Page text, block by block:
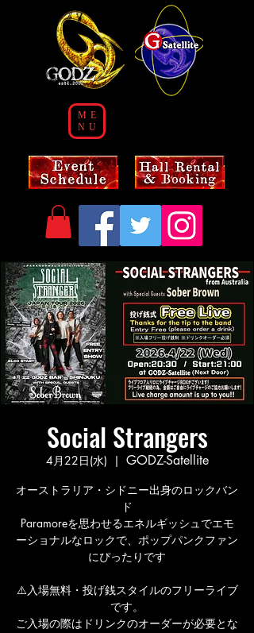
ME
NU
Social Strangers
4月22日(水)
  |
GODZ-Satellite
オーストラリア・シドニー出身のロックバン
ド
Paramoreを思わせるエネルギッシュでエモ
ーショナルなロックで、ポップパンクファン
にぴったりです
⚠️入場無料・投げ銭スタイルのフリーライブ
です。
ご入場の際はドリンクのオーダーが必要とな